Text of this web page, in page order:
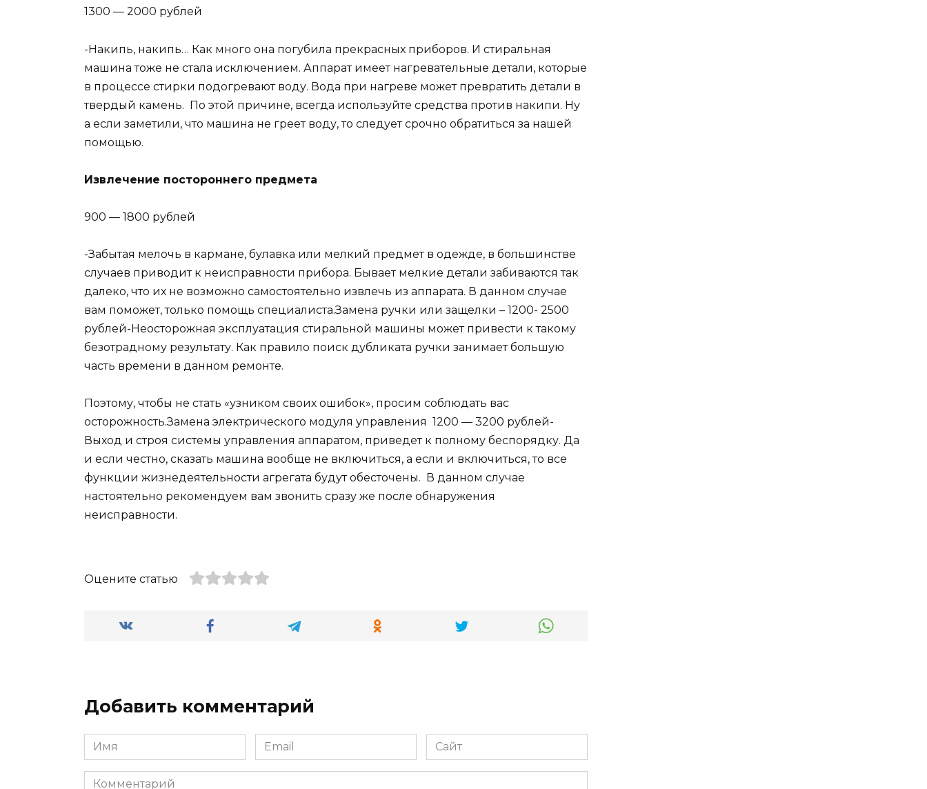
1300 — 2000 рублей
-Накипь, накипь… Как много она погубила прекрасных приборов. И стиральная
машина тоже не стала исключением. Аппарат имеет нагревательные детали, которые
в процессе стирки подогревают воду. Вода при нагреве может превратить детали в
твердый камень. По этой причине, всегда используйте средства против накипи. Ну
а если заметили, что машина не греет воду, то следует срочно обратиться за нашей
помощью.
Извлечение постороннего предмета
900 — 1800 рублей
-Забытая мелочь в кармане, булавка или мелкий предмет в одежде, в большинстве
случаев приводит к неисправности прибора. Бывает мелкие детали забиваются так
далеко, что их не возможно самостоятельно извлечь из аппарата. В данном случае
вам поможет, только помощь специалиста.Замена ручки или защелки – 1200- 2500
рублей-Неосторожная эксплуатация стиральной машины может привести к такому
безотрадному результату. Как правило поиск дубликата ручки занимает большую
часть времени в данном ремонте.
Поэтому, чтобы не стать «узником своих ошибок», просим соблюдать вас
осторожность.Замена электрического модуля управления 1200 — 3200 рублей-
Выход и строя системы управления аппаратом, приведет к полному беспорядку. Да
и если честно, сказать машина вообще не включиться, а если и включиться, то все
функции жизнедеятельности агрегата будут обесточены. В данном случае
настоятельно рекомендуем вам звонить сразу же после обнаружения
неисправности.
Оцените статью
Добавить комментарий
Имя
*
Email
*
Сайт
Комментарий